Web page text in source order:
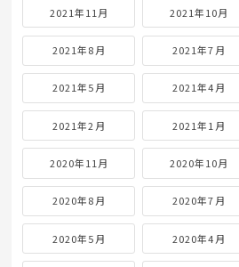
2021年11月 2021年10月
2021年8月 2021年7月
2021年5月 2021年4月
2021年2月 2021年1月
2020年11月 2020年10月
2020年8月 2020年7月
2020年5月 2020年4月